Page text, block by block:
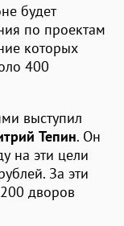
будет
по проектам
которых
400
выступил
Тепин. Он
на эти цели
За эти
дворов